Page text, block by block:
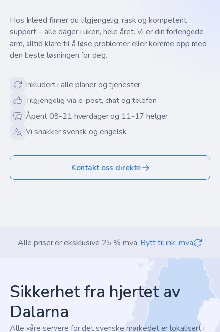
Hos Inleed finner du tilgjengelig, rask og kompetent
support – alle dager i uken, hele året. Vi er din forlengede
arm, alltid klare til å løse problemer eller komme opp med
den beste løsningen for deg.
Inkludert i alle planer og tjenester
Tilgjengelig via e-post, chat og telefon
Åpent 08-21 hverdager og 11-17 helger
Vi snakker svensk og engelsk
Kontakt oss direkte
Alle priser er eksklusive 25 % mva. Bytt til ink. mva
Sikkerhet fra hjertet av
Dalarna
Alle våre servere for det svenske markedet er lokalisert i